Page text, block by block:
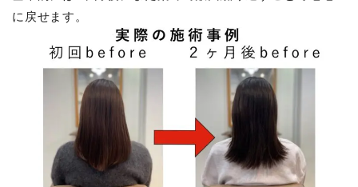
に戻せます。